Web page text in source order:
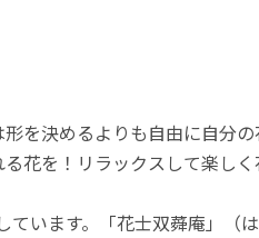
を決めるよりも自由に自分
花を！リラックスして楽し
います。「花士双蕣庵」（